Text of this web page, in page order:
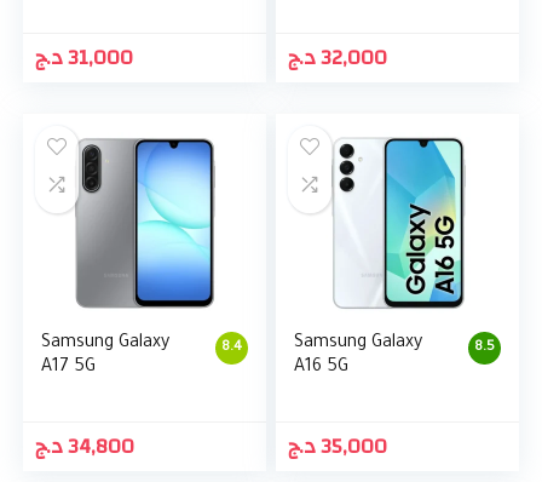
31,000د.ج 32,000د.ج
8.4
Samsung Galaxy
A17 5G
34,800د.ج
8.5
Samsung Galaxy
A16 5G
35,000د.ج